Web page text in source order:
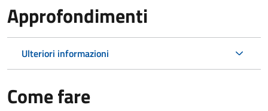
Approfondimenti
Ulteriori informazioni
Come fare